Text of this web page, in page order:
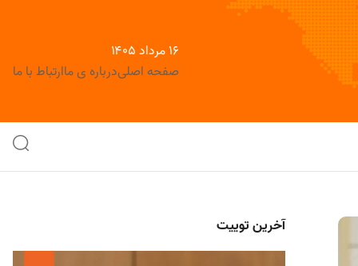
۱۶ مرداد ۱۴۰۵
صفحه اصلیدرباره ی ماارتباط با ما
آخرین توییت